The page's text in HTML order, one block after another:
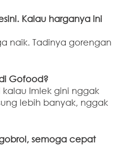
Kalau harganya ini
naik. Tadinya gorengan
Gofood?
Imlek gini nggak
lebih banyak, nggak
semoga cepat